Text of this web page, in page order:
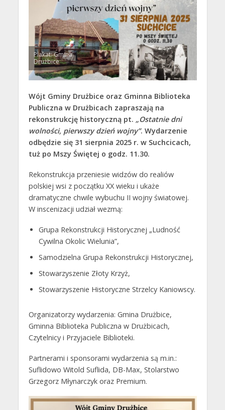
Plakat: Gmina
Drużbice
Wójt Gminy Drużbice oraz Gminna Biblioteka
Publiczna w Drużbicach zapraszają na
rekonstrukcję historyczną pt. „Ostatnie dni
wolności, pierwszy dzień wojny”. Wydarzenie
odbędzie się 31 sierpnia 2025 r. w Suchcicach,
tuż po Mszy Świętej o godz. 11.30.
Rekonstrukcja przeniesie widzów do realiów
polskiej wsi z początku XX wieku i ukaże
dramatyczne chwile wybuchu II wojny światowej.
W inscenizacji udział wezmą:
Grupa Rekonstrukcji Historycznej „Ludność
Cywilna Okolic Wielunia”,
Samodzielna Grupa Rekonstrukcji Historycznej,
Stowarzyszenie Złoty Krzyż,
Stowarzyszenie Historyczne Strzelcy Kaniowscy.
Organizatorzy wydarzenia: Gmina Drużbice,
Gminna Biblioteka Publiczna w Drużbicach,
Czytelnicy i Przyjaciele Biblioteki.
Partnerami i sponsorami wydarzenia są m.in.:
Suflidowo Witold Suflida, DB-Max, Stolarstwo
Grzegorz Młynarczyk oraz Premium.